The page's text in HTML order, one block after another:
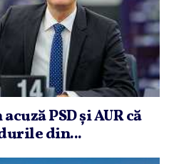
PSD şi AUR că
din...